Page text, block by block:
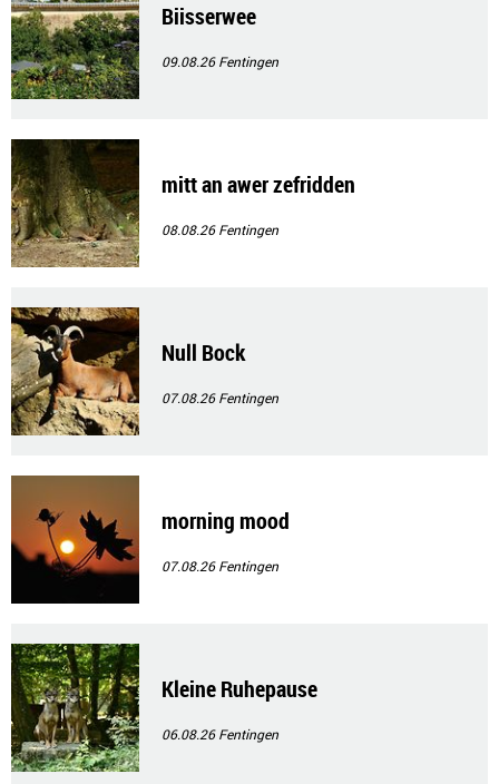
Biisserwee
09.08.26Fentingen
mitt an awer zefridden
08.08.26Fentingen
Null Bock
07.08.26Fentingen
morning mood
07.08.26Fentingen
Kleine Ruhepause
06.08.26Fentingen